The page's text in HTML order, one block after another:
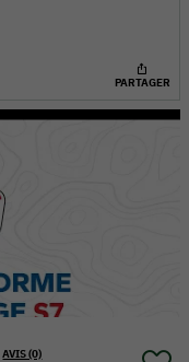
PARTAGER
AVIS (0)